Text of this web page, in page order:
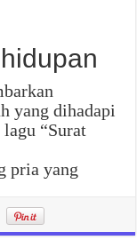
yang dihadapi
“Surat
pria yang